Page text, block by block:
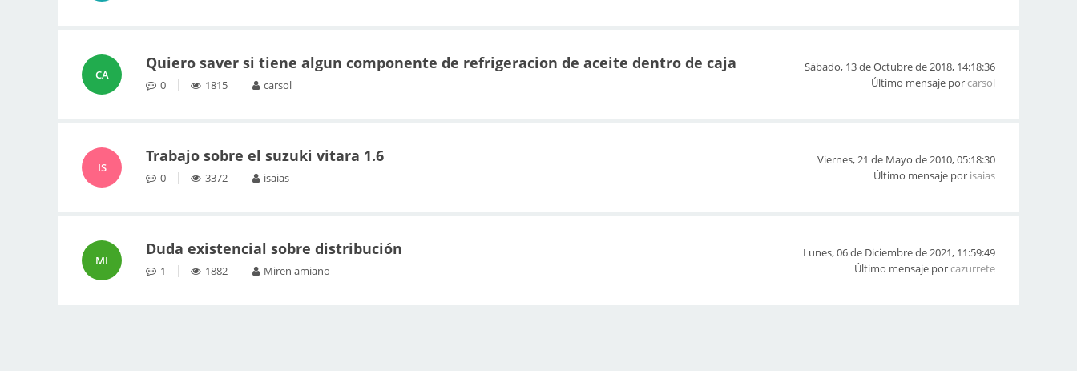
CA
Quiero saver si tiene algun componente de refrigeracion de aceite dentro de caja
0 1815 carsol
Sábado, 13 de Octubre de 2018, 14:18:36
Último mensaje porcarsol
IS
Trabajo sobre el suzuki vitara 1.6
0 3372 isaias
Viernes, 21 de Mayo de 2010, 05:18:30
Último mensaje por isaias
MI
Duda existencial sobre distribución
1 1882 Miren amiano
Lunes, 06 de Diciembre de 2021, 11:59:49
Último mensaje porcazurrete